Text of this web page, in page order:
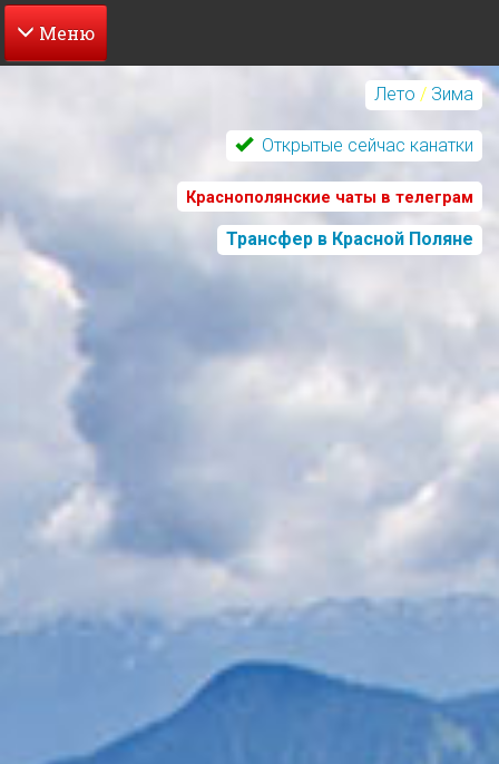
Перейти
Лето / Зима
Открытые сейчас канатки
Краснополянские чаты в телеграм
Трансфер в Красной Поляне